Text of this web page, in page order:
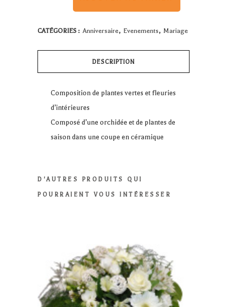
quantity
CATÉGORIES : Anniversaire, Evenements, Mariage
DESCRIPTION
Composition de plantes vertes et fleuries
d’intérieures
Composé d’une orchidée et de plantes de
saison dans une coupe en céramique
D'AUTRES PRODUITS QUI
POURRAIENT VOUS INTÉRESSER